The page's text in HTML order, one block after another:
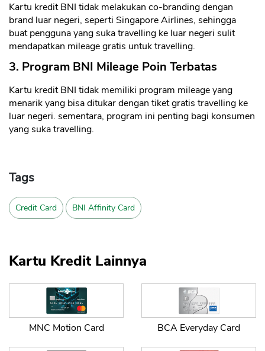
Kartu kredit BNI tidak melakukan co-branding dengan
brand luar negeri, seperti Singapore Airlines, sehingga
buat pengguna yang suka travelling ke luar negeri sulit
mendapatkan mileage gratis untuk travelling.
3. Program BNI Mileage Poin Terbatas
Kartu kredit BNI tidak memiliki program mileage yang
menarik yang bisa ditukar dengan tiket gratis travelling ke
luar negeri. sementara, program ini penting bagi konsumen
yang suka travelling.
Tags
Credit Card BNI Affinity Card
Kartu Kredit Lainnya
MNC Motion Card BCA Everyday Card